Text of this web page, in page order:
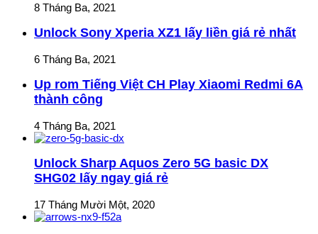
8 Tháng Ba, 2021
Unlock Sony Xperia XZ1 lấy liền giá rẻ nhất
6 Tháng Ba, 2021
Up rom Tiếng Việt CH Play Xiaomi Redmi 6A
thành công
4 Tháng Ba, 2021
Unlock Sharp Aquos Zero 5G basic DX
SHG02 lấy ngay giá rẻ
17 Tháng Mười Một, 2020